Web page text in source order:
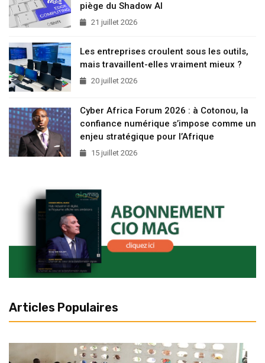
piège du Shadow AI
21 juillet 2026
Les entreprises croulent sous les outils,
mais travaillent-elles vraiment mieux ?
20 juillet 2026
Cyber Africa Forum 2026 : à Cotonou, la
confiance numérique s’impose comme un
enjeu stratégique pour l’Afrique
15 juillet 2026
Articles Populaires